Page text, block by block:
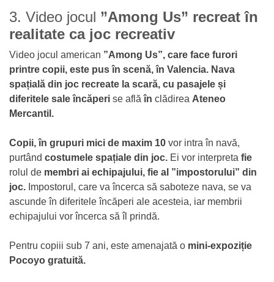
3. Video jocul ”Among Us” recreat în
realitate ca joc recreativ
Video jocul american ”Among Us”, care face furori
printre copii, este pus în scenă,în Valencia. Nava
spațială din joc recreate la scară, cu pasajele și
diferitele sale încăperi se aflăîn clădirea Ateneo
Mercantil.
Copii, în grupuri mici de maxim 10 vor intra în navă,
purtând costumele spațiale din joc. Ei vor interpreta fie
rolul de membri ai echipajului, fie al ”impostorului” din
joc. Impostorul, care va încerca să saboteze nava, se va
ascunde în diferitele încăperi ale acesteia, iar membrii
echipajului vor încerca să îl prindă.
Pentru copiii sub 7 ani, este amenajată o mini-expoziție
Pocoyo gratuită.